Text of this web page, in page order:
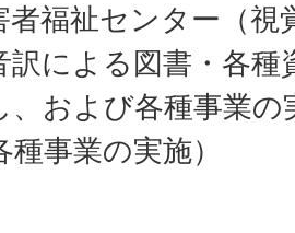
者福祉センター（視
訳による図書・各種
、および各種事業の
事業の実施）